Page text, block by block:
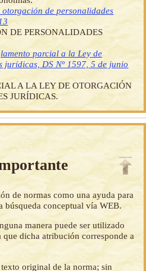
de personalidades
DE PERSONALIDADES
parcial a la Ley de
jurídicas, DS Nº 1597, 5 de junio
A LA LEY DE OTORGACIÓN
JURÍDICAS.
de normas como una ayuda para
conceptual vía WEB.
manera puede ser utilizado
dicha atribución corresponde a
original de la norma; sin